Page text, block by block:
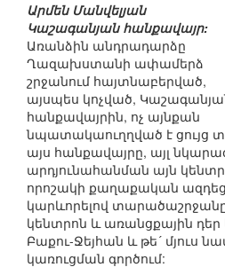
Արմեն Մանվելյան
Կաշագանյան հանքավայր:
Առանձին անդրադարձը
Ղազախստանի ափամերձ
շրջանում հայտնաբերված,
այսպես կոչված,
հանքավայրին, ոչ այնքան
նպատակաուղղված է ցույց
այս հանքավայրը, այլ
արդյունահանման այն
որոշակի քաղաքական
կարևորելով
կենտրոն և առանցքային դեր
Բաքու-Ջեյհան և թե´ մյուս
կառուցման գործում: